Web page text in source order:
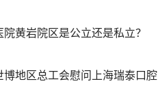
黄岩院区是公立还是私立？
博地区总工会慰问上海瑞泰口腔